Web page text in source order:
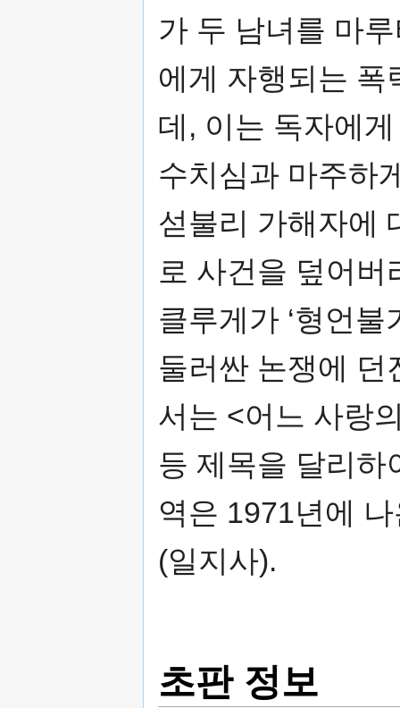
가 두 남녀를 마
에게 자행되는 폭
데, 이는 독자에
수치심과 마주하
섣불리 가해자에
로 사건을 덮어
클루게가 ‘형언
둘러싼 논쟁에 던
서는 <어느 사랑
등 제목을 달리하
역은 1971년에
(일지사).
초판 정보